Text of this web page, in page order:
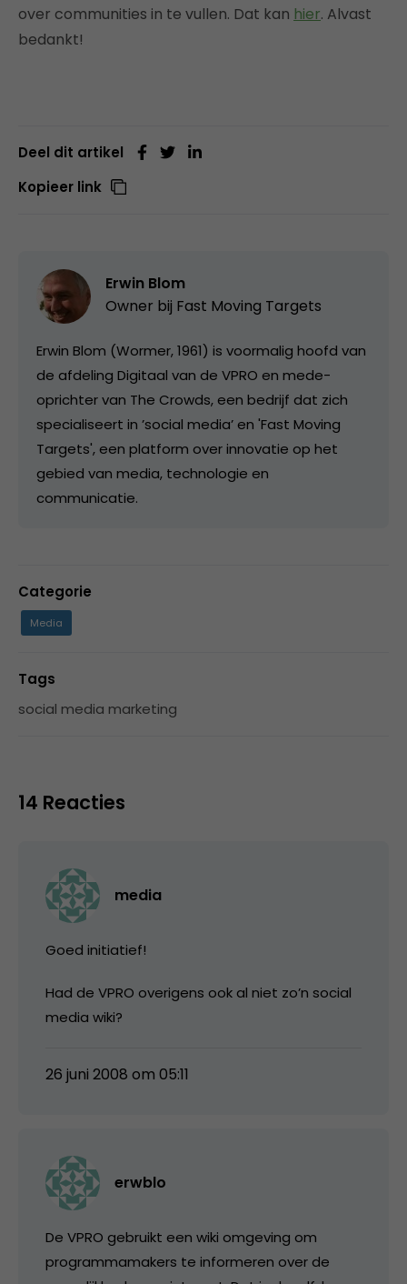
over communities in te vullen. Dat kan hier. Alvast
bedankt!
Deel dit artikel
Kopieer link
Erwin Blom
Owner bij Fast Moving Targets
Erwin Blom (Wormer, 1961) is voormalig hoofd van
de afdeling Digitaal van de VPRO en mede-
oprichter van The Crowds, een bedrijf dat zich
specialiseert in ’social media’ en 'Fast Moving
Targets', een platform over innovatie op het
gebied van media, technologie en
communicatie.
Categorie
Media
Tags
social media marketing
14 Reacties
media
Goed initiatief!
Had de VPRO overigens ook al niet zo’n social
media wiki?
26 juni 2008 om 05:11
erwblo
De VPRO gebruikt een wiki omgeving om
programmamakers te informeren over de